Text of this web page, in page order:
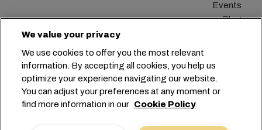
Events
Blog
قسم التفضيلات
المقر الرئيسي: +41 227038888
info@msc.com
Chemin Rieu 12, 1208 Geneva
Switzerland
We value your privacy
We use cookies to offer you the most relevant
information. By accepting all cookies, you help us
optimize your experience navigating our website.
You can adjust your preferences at any moment or
find more information in our Cookie Policy